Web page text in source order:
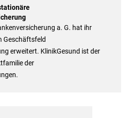
a. G. hat ihr
Geschäftsfeld
erweitert. KlinikGesund ist der
der